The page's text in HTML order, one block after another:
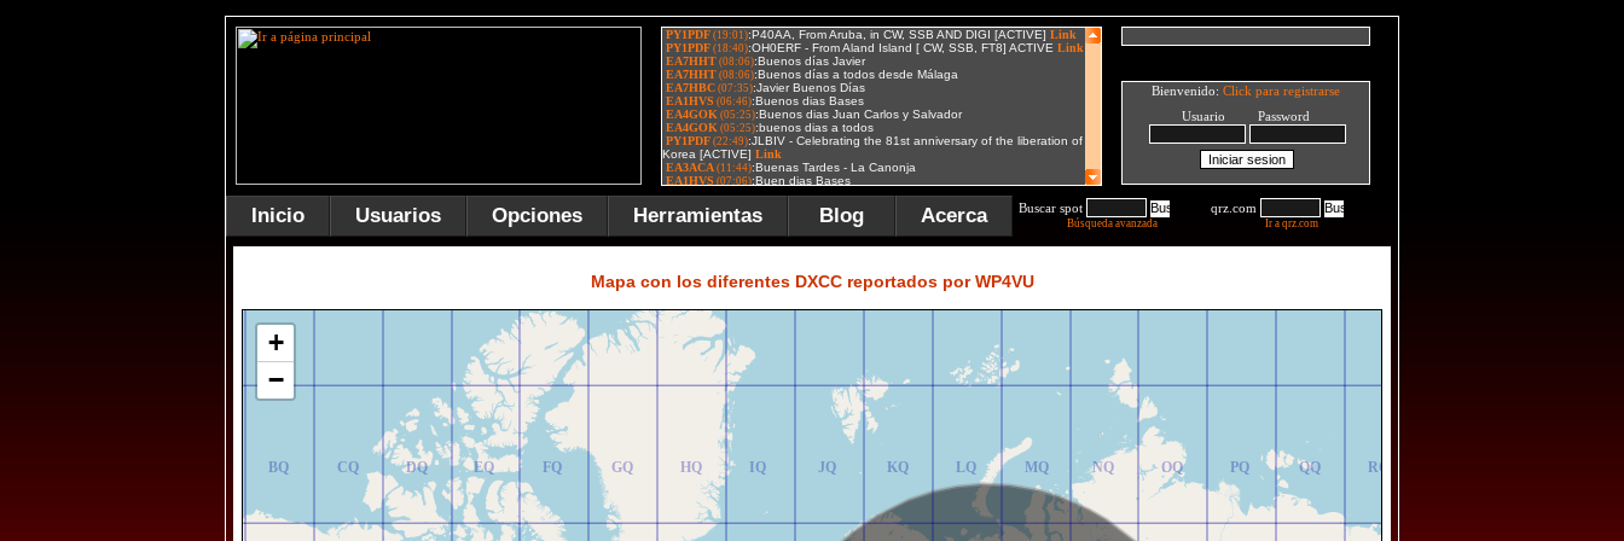
Bienvenido: Click para registrarse
Usuario Password
Inicio Usuarios Opciones Herramientas Blog Acerca Buscar spot
Búsqueda avanzada
qrz.com
Ir a qrz.com
Mapa con los diferentes DXCC reportados por WP4VU
BQ
BR
CQ
CR
DQ
DR
EQ
ER
FQ
FR
GQ
GR
HQ
HR
IQ
IR
JQ
JR
KQ
KR
LQ
LR
MQ
MR
NQ
NR
OQ
OR
PQ
PR
QQ
QR
RQ
RR
+
−